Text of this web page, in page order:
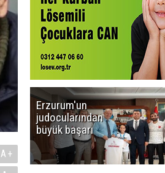
A+
Erzurum'un
judocularından
büyük başarı